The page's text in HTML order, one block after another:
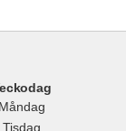
Tisdag